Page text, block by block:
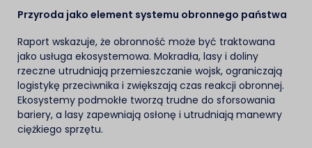
Przyroda jako element systemu obronnego państwa
Raport wskazuje, że obronność może być traktowana
jako usługa ekosystemowa. Mokradła, lasy i doliny
rzeczne utrudniają przemieszczanie wojsk, ograniczają
logistykę przeciwnika i zwiększają czas reakcji obronnej.
Ekosystemy podmokłe tworzą trudne do sforsowania
bariery, a lasy zapewniają osłonę i utrudniają manewry
ciężkiego sprzętu.